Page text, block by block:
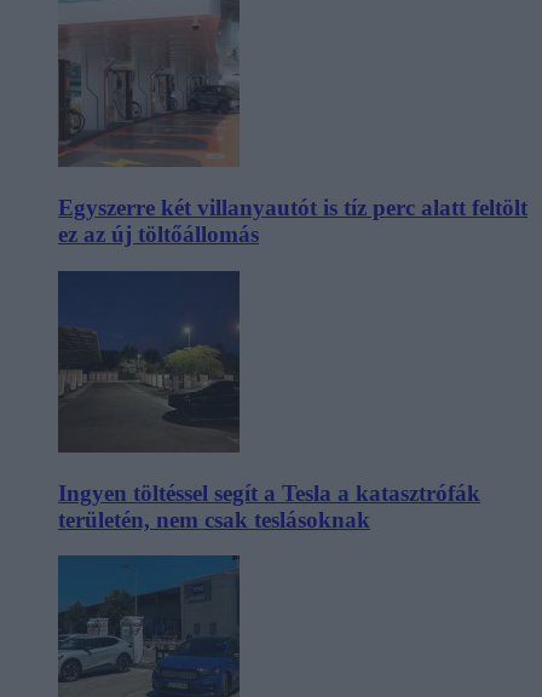
Egyszerre két villanyautót is tíz perc alatt feltölt
ez az új töltőállomás
Ingyen töltéssel segít a Tesla a katasztrófák
területén, nem csak teslásoknak